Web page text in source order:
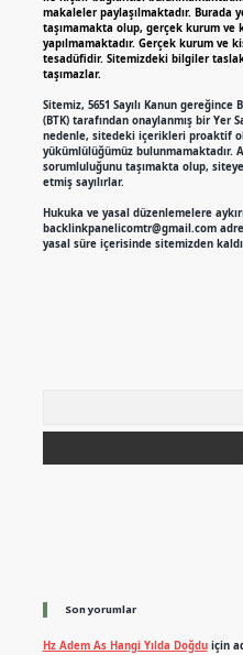
makaleler paylaşılmaktadır.
taşımamakta olup, gerçek kurum ve
yapılmamaktadır. Gerçek kurum ve
tesadüfidir. Sitemizdeki bilgiler
taşımazlar.
Sitemiz, 5651 Sayılı Kanun
(BTK) tarafından onaylanmış bir Yer
nedenle, sitedeki içerikleri proaktif
yükümlülüğümüz bulunmamaktadır.
sorumluluğunu taşımakta olup,
etmiş sayılırlar.
Hukuka ve yasal düzenlemelere
backlinkpanelicomtr@gmail.com
yasal süre içerisinde sitemizden
Son yorumlar
Hz Adem As Hangi Yılda Doğduiçin